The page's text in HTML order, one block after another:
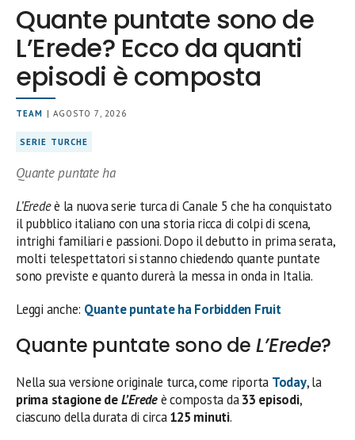
Quante puntate sono de
L’Erede? Ecco da quanti
episodi è composta
TEAM | AGOSTO 7, 2026
SERIE TURCHE
Quante puntate ha
L’Eredeè la nuova serie turca di Canale 5 che ha conquistato
il pubblico italiano con una storia ricca di colpi di scena,
intrighi familiari e passioni. Dopo il debutto in prima serata,
molti telespettatori si stanno chiedendo quante puntate
sono previste e quanto durerà la messa in onda in Italia.
Leggi anche: Quante puntate ha Forbidden Fruit
Quante puntate sono de L’Erede?
Nella sua versione originale turca, come riporta Today, la
prima stagione deL’Eredeè composta da33 episodi,
ciascuno della durata di circa125 minuti.